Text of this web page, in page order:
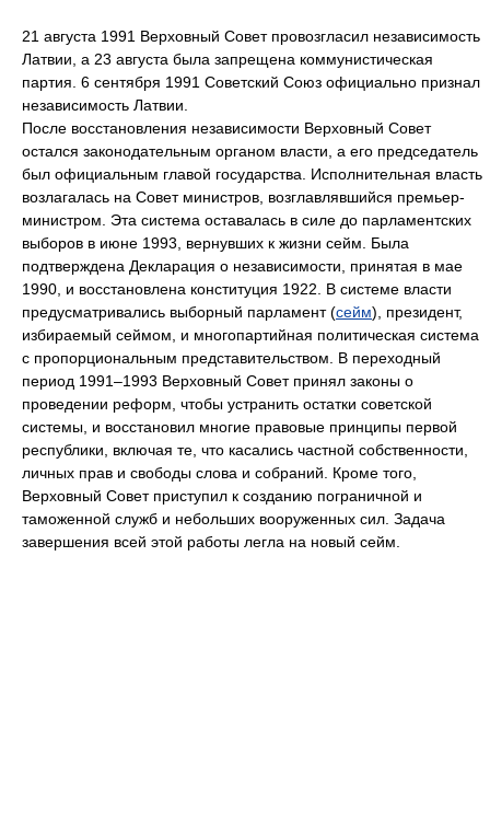
21 августа 1991 Верховный Совет провозгласил независимость
Латвии, а 23 августа была запрещена коммунистическая
партия. 6 сентября 1991 Советский Союз официально признал
независимость Латвии.
После восстановления независимости Верховный Совет
остался законодательным органом власти, а его председатель
был официальным главой государства. Исполнительная власть
возлагалась на Совет министров, возглавлявшийся премьер-
министром. Эта система оставалась в силе до парламентских
выборов в июне 1993, вернувших к жизни сейм. Была
подтверждена Декларация о независимости, принятая в мае
1990, и восстановлена конституция 1922. В системе власти
предусматривались выборный парламент (сейм), президент,
избираемый сеймом, и многопартийная политическая система
с пропорциональным представительством. В переходный
период 1991–1993 Верховный Совет принял законы о
проведении реформ, чтобы устранить остатки советской
системы, и восстановил многие правовые принципы первой
республики, включая те, что касались частной собственности,
личных прав и свободы слова и собраний. Кроме того,
Верховный Совет приступил к созданию пограничной и
таможенной служб и небольших вооруженных сил. Задача
завершения всей этой работы легла на новый сейм.